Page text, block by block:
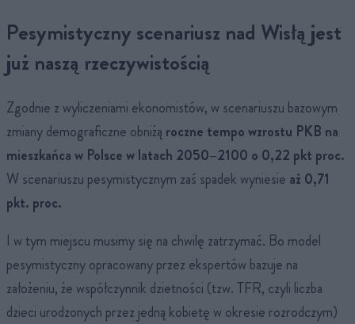
Pesymistyczny scenariusz nad Wisłą jest
już naszą rzeczywistością
Zgodnie z wyliczeniami ekonomistów, w scenariuszu bazowym
zmiany demograficzne obniżą roczne tempo wzrostu PKB na
mieszkańca w Polsce w latach 2050–2100 o 0,22 pkt proc.
W scenariuszu pesymistycznym zaś spadek wyniesie aż 0,71
pkt. proc.
I w tym miejscu musimy się na chwilę zatrzymać. Bo model
pesymistyczny opracowany przez ekspertów bazuje na
założeniu, że współczynnik dzietności (tzw. TFR, czyli liczba
dzieci urodzonych przez jedną kobietę w okresie rozrodczym)